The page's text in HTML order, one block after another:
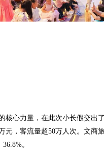
心力量，在此次小长假交出
元，客流量超50万人次。文商
。